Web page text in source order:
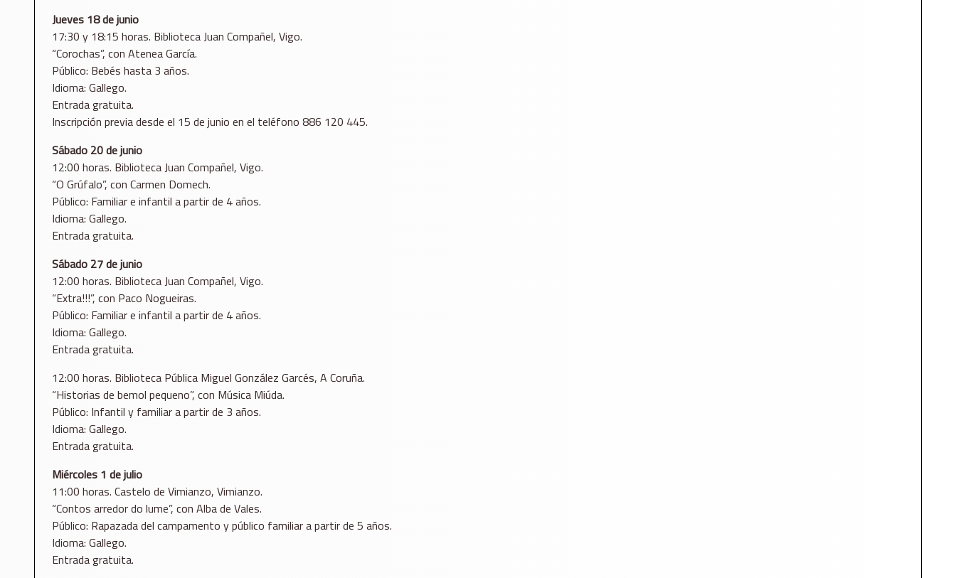
Jueves 18 de junio
17:30 y 18:15 horas. Biblioteca Juan Compañel, Vigo.
“Corochas”, con Atenea García.
Público: Bebés hasta 3 años.
Idioma: Gallego.
Entrada gratuita.
Inscripción previa desde el 15 de junio en el teléfono 886 120 445.
Sábado 20 de junio
12:00 horas. Biblioteca Juan Compañel, Vigo.
“O Grúfalo”, con Carmen Domech.
Público: Familiar e infantil a partir de 4 años.
Idioma: Gallego.
Entrada gratuita.
Sábado 27 de junio
12:00 horas. Biblioteca Juan Compañel, Vigo.
“Extra!!!”, con Paco Nogueiras.
Público: Familiar e infantil a partir de 4 años.
Idioma: Gallego.
Entrada gratuita.
12:00 horas. Biblioteca Pública Miguel González Garcés, A Coruña.
“Historias de bemol pequeno”, con Música Miúda.
Público: Infantil y familiar a partir de 3 años.
Idioma: Gallego.
Entrada gratuita.
Miércoles 1 de julio
11:00 horas. Castelo de Vimianzo, Vimianzo.
“Contos arredor do lume”, con Alba de Vales.
Público: Rapazada del campamento y público familiar a partir de 5 años.
Idioma: Gallego.
Entrada gratuita.